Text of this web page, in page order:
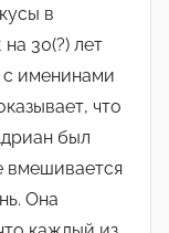
в
30(?) лет
с именинами
что
был
вмешивается
Она